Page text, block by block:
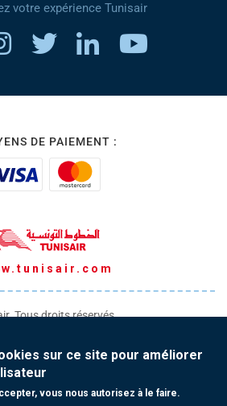
votre expérience Tunisair
DE PAIEMENT :
Tous droits réservés
Vente
personnelles
sur ce site pour améliorer
vous nous autorisez à le faire.